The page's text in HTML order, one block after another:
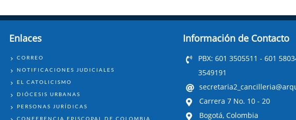
Enlaces
ENLACES
CORREO
NOTIFICACIONES JUDICIALES
EL CATOLICISMO
DIÓCESIS URBANAS
PERSONAS JURÍDICAS
CONFERENCIA EPISCOPAL DE COLOMBIA
Información de Contacto
PBX: 601 3505511 - 601
3549191
Carrera 7 No. 10 - 20
Bogotá, Colombia